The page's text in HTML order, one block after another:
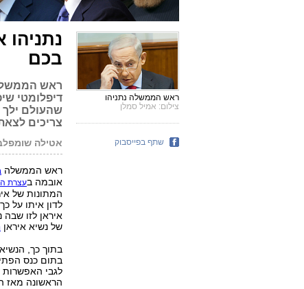
בכם
ראש
דיפלומטי
שהעולם
צריכים
אטילה
ראש הממשלה
אובמה בעצרת
המתונות של
לדון איתו על
איראן לזו שבה
של נשיא איראן
בתוך כך,
בתום כנס
לגבי האפשרות
הראשונה מאז
ראש הממשלה נתניהו
צילום: אמיל סמלן
שתף בפייסבוק